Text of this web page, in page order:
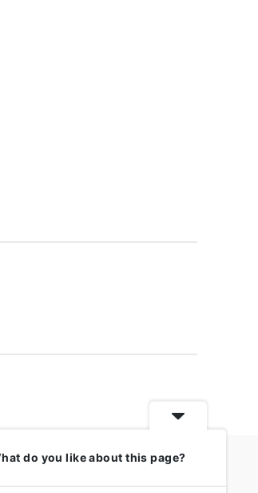
do you like about this page?